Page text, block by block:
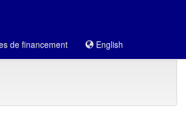
de financement English